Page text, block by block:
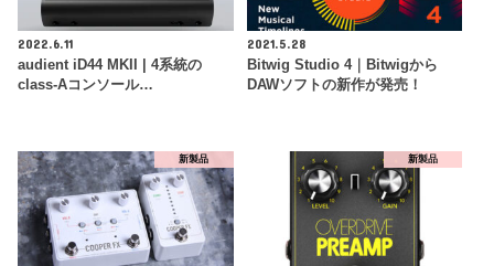
2022.6.11
audient iD44 MKII | 4系統の
class-Aコンソール…
2021.5.28
Bitwig Studio 4｜Bitwigから
DAWソフトの新作が発売！
新製品 新製品